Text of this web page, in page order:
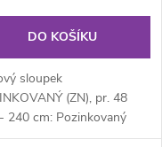
DO KOŠÍKU
sloupek
(ZN), pr. 48
240 cm: Pozinkovaný
plotový sloupek průměru